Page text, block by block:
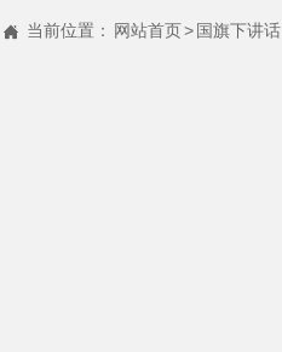
 当前位置： 网站首页> 国旗下讲话